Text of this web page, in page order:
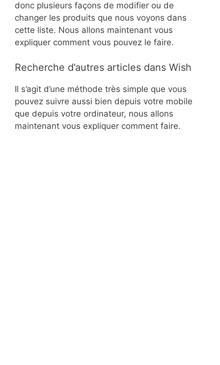
donc plusieurs façons de modifier ou de
changer les produits que nous voyons dans
cette liste. Nous allons maintenant vous
expliquer comment vous pouvez le faire.
Recherche d’autres articles dans Wish
Il s’agit d’une méthode très simple que vous
pouvez suivre aussi bien depuis votre mobile
que depuis votre ordinateur, nous allons
maintenant vous expliquer comment faire.